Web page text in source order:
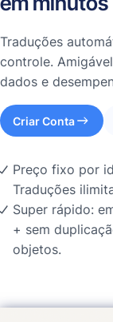
Traduções
controle.
dados e
Criar Conta
Preço fixo por
Traduções
Super rápido:
+ sem
objetos.